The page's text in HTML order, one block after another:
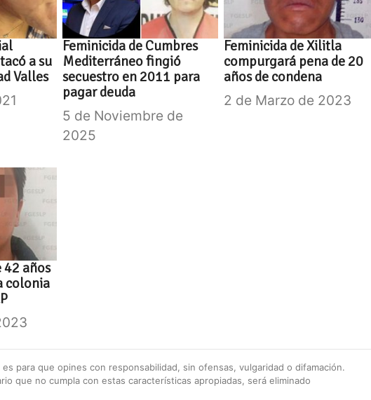
a su
Valles
Feminicida de Cumbres
Mediterráneo fingió
secuestro en 2011 para
pagar deuda
5 de Noviembre de
2025
Feminicida de Xilitla
compurgará pena de 20
años de condena
2 de Marzo de 2023
42 años
colonia
es para que opines con responsabilidad, sin ofensas, vulgaridad o difamación.
que no cumpla con estas características apropiadas, será eliminado